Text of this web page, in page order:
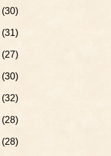
(30)
(31)
(27)
(30)
(32)
(28)
(28)